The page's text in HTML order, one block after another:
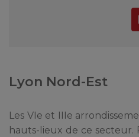
Lyon Nord-Est
Les VIe et IIIe
hauts-lieux de ce secteur.